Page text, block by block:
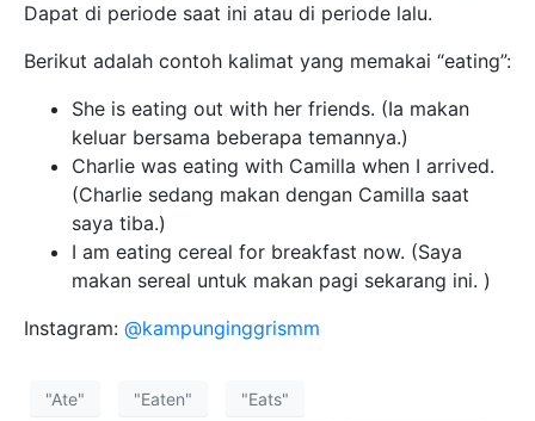
Dapat di periode saat ini atau di periode lalu.
Berikut adalah contoh kalimat yang memakai “eating”:
She is eating out with her friends. (Ia makan
keluar bersama beberapa temannya.)
Charlie was eating with Camilla when I arrived.
(Charlie sedang makan dengan Camilla saat
saya tiba.)
I am eating cereal for breakfast now. (Saya
makan sereal untuk makan pagi sekarang ini. )
Instagram: @kampunginggrismm
"Ate" "Eaten" "Eats"